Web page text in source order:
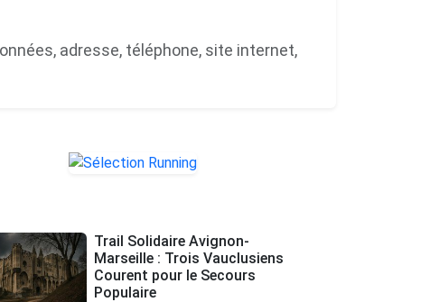
adresse, téléphone, site internet,
Trail Solidaire Avignon-
Marseille : Trois Vauclusiens
Courent pour le Secours
Populaire